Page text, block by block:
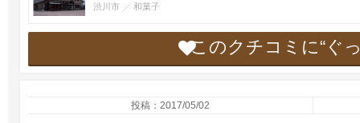
渋川市 和菓子
このクチコミに“ぐ
投稿：2017/05/02